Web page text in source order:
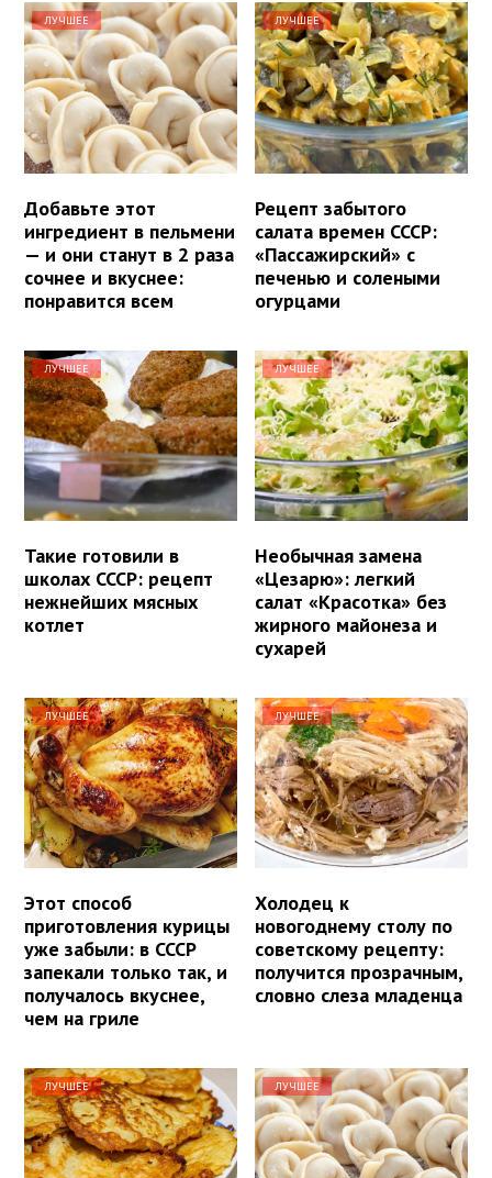
ЛУЧШЕЕ
Добавьте этот
ингредиент в пельмени
— и они станут в 2 раза
сочнее и вкуснее:
понравится всем
ЛУЧШЕЕ
Рецепт забытого
салата времен СССР:
«Пассажирский» с
печенью и солеными
огурцами
ЛУЧШЕЕ
Такие готовили в
школах СССР: рецепт
нежнейших мясных
котлет
ЛУЧШЕЕ
Необычная замена
«Цезарю»: легкий
салат «Красотка» без
жирного майонеза и
сухарей
ЛУЧШЕЕ
Этот способ
приготовления курицы
уже забыли: в СССР
запекали только так, и
получалось вкуснее,
чем на гриле
ЛУЧШЕЕ
Холодец к
новогоднему столу по
советскому рецепту:
получится прозрачным,
словно слеза младенца
ЛУЧШЕЕ ЛУЧШЕЕ